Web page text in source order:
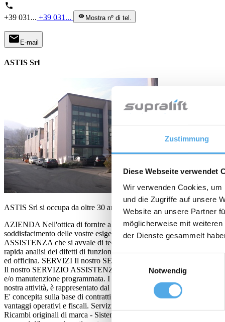
Zustimmung
Diese Webseite verwendet
Wir verwenden Cookies,
und die Zugriffe auf unsere
Website an unsere Partner
möglicherweise mit
der Dienste gesammelt
Einwilligungsauswahl
Notwendig
phone
+39 031... +39 031... visibility Mostra nº di tel.
mail E-mail
ASTIS Srl
ASTIS Srl si occupa da oltre 30 anni della fornitura di prodotti e
AZIENDA Nell'ottica di fornire alle aziende, un servizio sempre più
soddisfacimento delle vostre esigenze di movimentazione e
ASSISTENZA che si avvale di tecnici elettronici, meccanici, di 9
rapida analisi dei difetti di funzionamento. La sede ASTIS è locata
ed officina. SERVIZI Il nostro SERVIZIO COMMERCIALE è in
Il nostro SERVIZIO ASSISTENZA è in grado di intervenire in tempi
e/o manutenzione programmata. I nostri tecnici sono in grado di
nostra attività, è rappresentato dal NOLEGGIO di carrelli elevatori.
E' concepita sulla base di contratti biennali o triennali. Seguendo
vantaggi operativi e fiscali. Servizi aggiuntivi Oltre ai servizi come
Ricambi originali di marca - Sistemi di magazzinaggio per ogni